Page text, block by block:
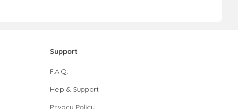
Support
F.A.Q.
Help & Support
Privacy Policy